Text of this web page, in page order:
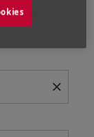
a
close
e/o